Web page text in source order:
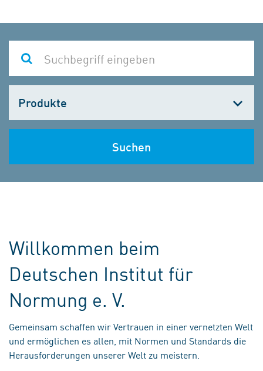
wählen
Suchen
Willkommen beim
Deutschen Institut für
Normung e. V.
Gemeinsam schaffen wir Vertrauen in einer vernetzten Welt
und ermöglichen es allen, mit Normen und Standards die
Herausforderungen unserer Welt zu meistern.